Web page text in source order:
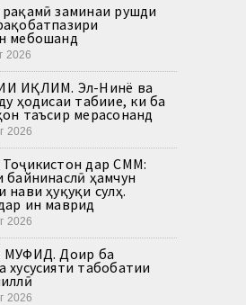
заминаи рушди
мебошанд
2026
ИҚЛИМ. Эл-Нинё ва
ҳодисаи табиие, ки ба
таъсир мерасонанд
2026
дар СММ:
байнинаслӣ ҳамчун
нави ҳуқуқи сулҳ.
ин маврид
2026
МУФИД. Доир ба
хусусияти табобатии
2026